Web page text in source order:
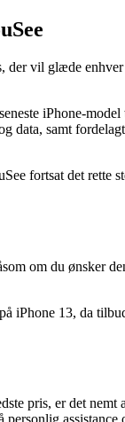
vil glæde
iPhone-
data, samt
fortsat det rette
om du ønsker
iPhone 13, da
pris, er det